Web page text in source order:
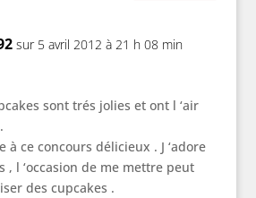
sur 5 avril 2012 à 21 h 08 min
sont trés jolies et ont l ‘air
à ce concours délicieux . J ‘adore
, l ‘occasion de me mettre peut
des cupcakes .